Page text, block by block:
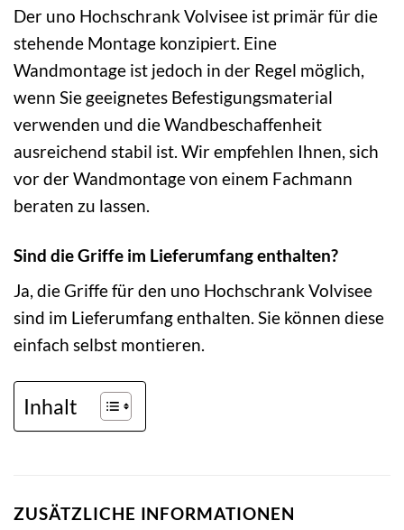
Der uno Hochschrank Volvisee ist primär für die
stehende Montage konzipiert. Eine
Wandmontage ist jedoch in der Regel möglich,
wenn Sie geeignetes Befestigungsmaterial
verwenden und die Wandbeschaffenheit
ausreichend stabil ist. Wir empfehlen Ihnen, sich
vor der Wandmontage von einem Fachmann
beraten zu lassen.
Sind die Griffe im Lieferumfang enthalten?
Ja, die Griffe für den uno Hochschrank Volvisee
sind im Lieferumfang enthalten. Sie können diese
einfach selbst montieren.
Inhalt
ZUSÄTZLICHE INFORMATIONEN